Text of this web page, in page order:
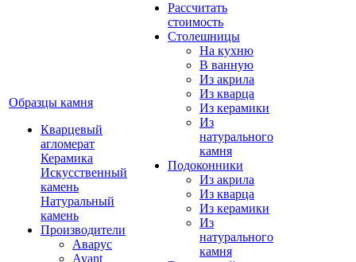
Образцы камня
Кварцевый
агломерат
Керамика
Искусственный
камень
Натуральный
камень
Производители
Аварус
Avant
Рассчитать
стоимость
Столешницы
На кухню
В ванную
Из акрила
Из кварца
Из керамики
Из
натурального
камня
Подоконники
Из акрила
Из кварца
Из керамики
Из
натурального
камня